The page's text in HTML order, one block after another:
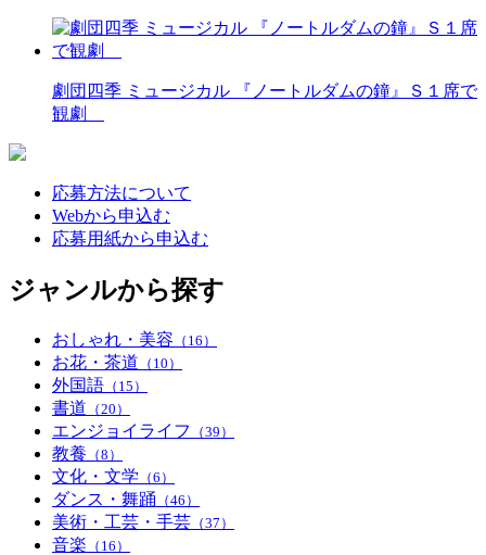
劇団四季 ミュージカル 『ノートルダムの鐘』Ｓ１席で
観劇
応募方法について
Webから申込む
応募用紙から申込む
ジャンルから探す
おしゃれ・美容 （16）
お花・茶道 （10）
外国語 （15）
書道 （20）
エンジョイライフ （39）
教養 （8）
文化・文学 （6）
ダンス・舞踊 （46）
美術・工芸・手芸 （37）
音楽 （16）